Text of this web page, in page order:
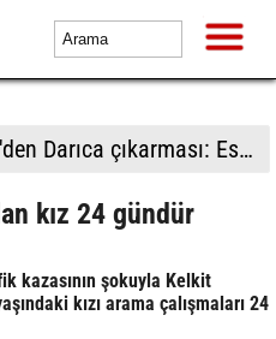
BTP Kocaeli'den Darıca çıkarması: Esnaf ve derneklerden yoğun ilgi
kız 24 gündür
kazasının şokuyla Kelkit
kızı arama çalışmaları 24